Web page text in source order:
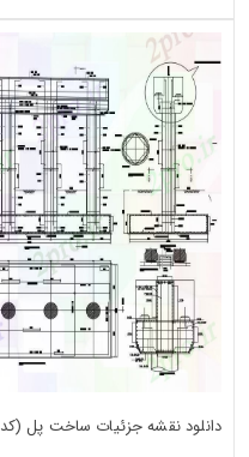
دانلود نقشه جزئیات ساخت پل (کد38599)